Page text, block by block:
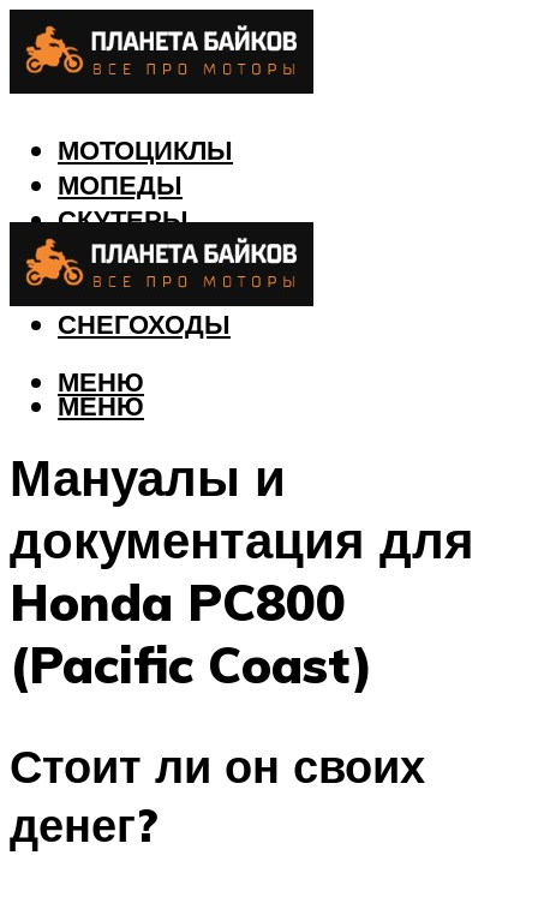
МОТОЦИКЛЫ
МОПЕДЫ
СКУТЕРЫ
КВАДРОЦИКЛЫ
ЛОДКИ
СНЕГОХОДЫ
МЕНЮ
МЕНЮ
Мануалы и
документация для
Honda PC800
(Pacific Coast)
Стоит ли он своих
денег?